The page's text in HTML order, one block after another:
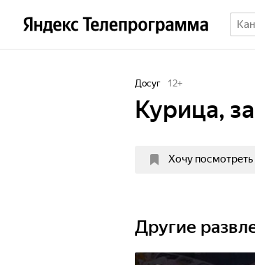
Досуг 12+
Курица,
Хочу посмотреть
Другие